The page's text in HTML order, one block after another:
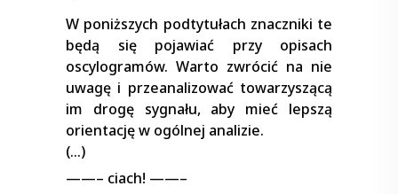
W poniższych podtytułach znaczniki te
będą się pojawiać przy opisach
oscylogramów. Warto zwrócić na nie
uwagę i przeanalizować towarzyszącą
im drogę sygnału, aby mieć lepszą
orientację w ogólnej analizie.
(…)
——– ciach! ——–